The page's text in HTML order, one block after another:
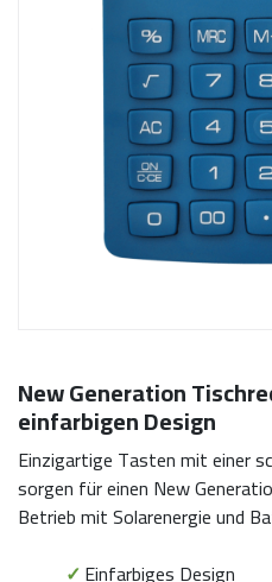
New Generation
einfarbigen Design
Einzigartige Tasten mit einer
sorgen für einen New
Betrieb mit Solarenergie und
✓Einfarbiges Design